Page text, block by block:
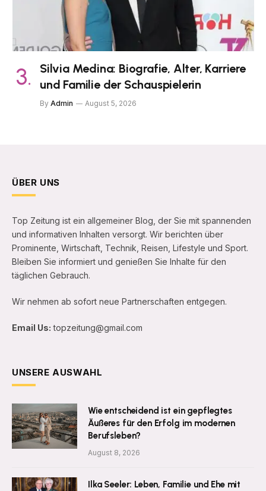
Silvia Medina: Biografie, Alter, Karriere
und Familie der Schauspielerin
By Admin August 5, 2026
ÜBER UNS
Top Zeitung ist ein allgemeiner Blog, der Sie mit spannenden
und informativen Inhalten versorgt. Wir berichten über
Prominente, Wirtschaft, Technik, Reisen, Lifestyle und Sport.
Bleiben Sie informiert und genießen Sie Inhalte für den
täglichen Gebrauch.
Wir nehmen ab sofort neue Partnerschaften entgegen.
Email Us: topzeitung@gmail.com
UNSERE AUSWAHL
Wie entscheidend ist ein gepflegtes
Äußeres für den Erfolg im modernen
Berufsleben?
August 8, 2026
Ilka Seeler: Leben, Familie und Ehe mit